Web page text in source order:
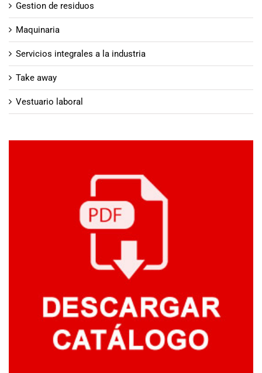
Gestion de residuos
Maquinaria
Servicios integrales a la industria
Take away
Vestuario laboral